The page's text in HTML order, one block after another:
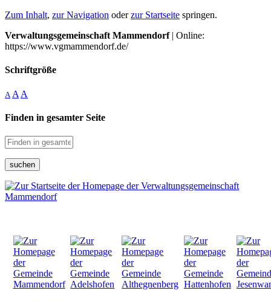
Zum Inhalt, zur Navigation oderzur Startseite springen.
Verwaltungsgemeinschaft Mammendorf| Online:
https://www.vgmammendorf.de/
Schriftgröße
A A A
Finden in gesamter Seite
suchen